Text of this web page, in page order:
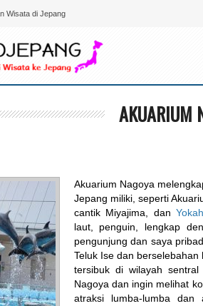
Wisata di Jepang
AKUARIUM
Akuarium Nagoya
Jepang miliki, seperti
cantik Miyajima, dan
laut, penguin, lengkap
pengunjung dan saya
Teluk Ise dan
tersibuk di wilayah
Nagoya dan ingin melihat
atraksi lumba-lumba dan